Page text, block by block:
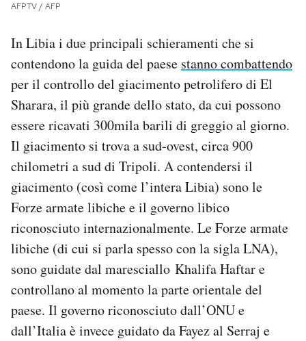
CALENDARIO
AREA PERSONALE
Area Personale
Newsletter
Notifiche mobile
Esci
AFPTV / AFP
In Libia i due principali schieramenti che si
contendono la guida del paese stanno combattendo
per il controllo del giacimento petrolifero di El
Sharara, il più grande dello stato, da cui possono
essere ricavati 300mila barili di greggio al giorno.
Il giacimento si trova a sud-ovest, circa 900
chilometri a sud di Tripoli. A contendersi il
giacimento (così come l’intera Libia) sono le
Forze armate libiche e il governo libico
riconosciuto internazionalmente. Le Forze armate
libiche (di cui si parla spesso con la sigla LNA),
sono guidate dal maresciallo Khalifa Haftar e
controllano al momento la parte orientale del
paese. Il governo riconosciuto dall’ONU e
dall’Italia è invece guidato da Fayez al Serraj e